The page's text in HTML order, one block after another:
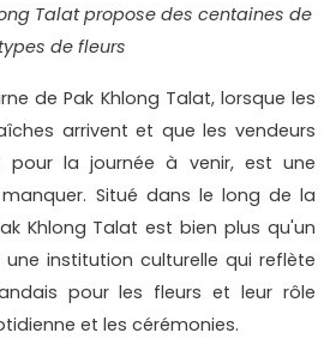
Talat propose des centaines de
types de fleurs
de Pak Khlong Talat, lorsque les
arrivent et que les vendeurs
pour la journée à venir, est une
Situé dans le long de la
Khlong Talat est bien plus qu'un
institution culturelle qui reflète
pour les fleurs et leur rôle
et les cérémonies.